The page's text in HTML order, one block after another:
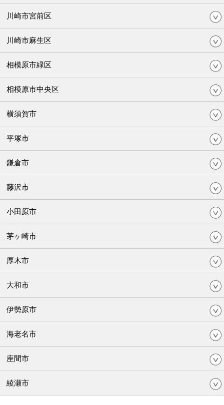
川崎市宮前区
川崎市麻生区
相模原市緑区
相模原市中央区
横須賀市
平塚市
鎌倉市
藤沢市
小田原市
茅ヶ崎市
厚木市
大和市
伊勢原市
海老名市
座間市
綾瀬市